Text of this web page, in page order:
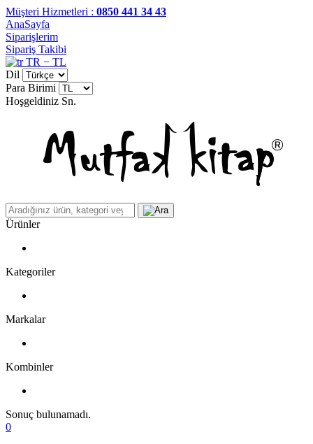
Müşteri Hizmetleri : 0850 441 34 43
AnaSayfa
Siparişlerim
Sipariş Takibi
TR − TL
Dil
Para Birimi
Hoşgeldiniz Sn.
Ürünler
Kategoriler
Markalar
Kombinler
Sonuç bulunamadı.
0